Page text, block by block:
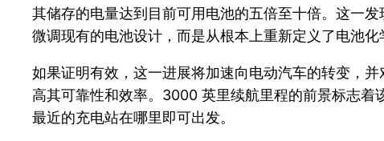
其储存的电量达到目前可用电池的五倍至十倍。这一
微调现有的电池设计，而是从根本上重新定义了电池化
如果证明有效，这一进展将加速向电动汽车的转变，
高其可靠性和效率。3000 英里续航里程的前景标志
最近的充电站在哪里即可出发。